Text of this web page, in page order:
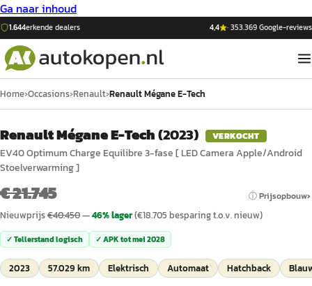
Ga naar inhoud
1.644erkende dealers 4,4 ·353.369Google-reviews
Home›Occasions›Renault›Renault Mégane E-Tech
Renault Mégane E-Tech(2023) VERKOCHT
EV40 Optimum Charge Equilibre 3-fase [ LED Camera Apple/Android
Stoelverwarming ]
€ 21.745 ⓘ Prijsopbouw
Nieuwprijs€40.450—46% lager(€18.705 besparing t.o.v. nieuw)
✓ Tellerstand logisch ✓ APK totmei 2028
2023 57.029 km Elektrisch Automaat Hatchback